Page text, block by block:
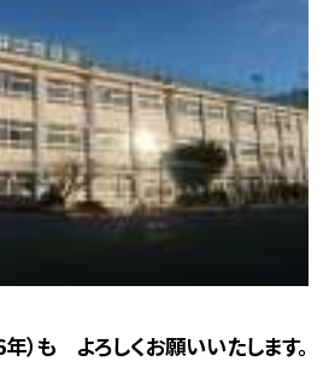
も よろしくお願いいたします。